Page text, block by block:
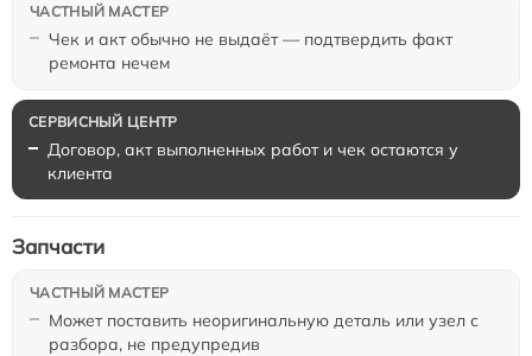
Чек и акт обычно не выдаёт — подтвердить факт
ремонта нечем
Договор, акт выполненных работ и чек остаются у
клиента
Может поставить неоригинальную деталь или узел с
разбора, не предупредив
Запчасти